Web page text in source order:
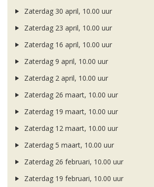
Zaterdag 30 april, 10.00 uur
Zaterdag 23 april, 10.00 uur
Zaterdag 16 april, 10.00 uur
Zaterdag 9 april, 10.00 uur
Zaterdag 2 april, 10.00 uur
Zaterdag 26 maart, 10.00 uur
Zaterdag 19 maart, 10.00 uur
Zaterdag 12 maart, 10.00 uur
Zaterdag 5 maart, 10.00 uur
Zaterdag 26 februari, 10.00 uur
Zaterdag 19 februari, 10.00 uur